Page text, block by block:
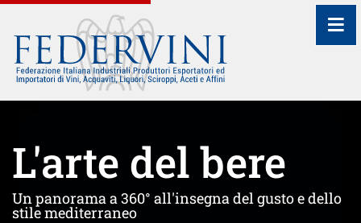
L'arte del bere
Un panorama a 360° all'insegna del gusto e dello
stile mediterraneo
≡